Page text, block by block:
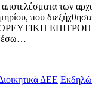
των
που
ΔΕΕ